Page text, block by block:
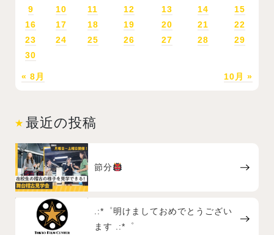
« 8月 10月 »
9
10 11 12 13 14
15
16
17 18 19 20 21
22
23
24 25 26 27 28
29
30
最近の投稿
節分
.:*゜明けましておめでとうござい
ます .:*゜